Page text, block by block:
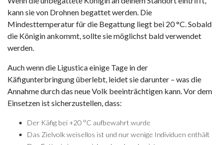
kann sie von Drohnen begattet werden. Die
Mindesttemperatur für die Begattung liegt bei 20 °C. Sobald
die Königin ankommt, sollte sie möglichst bald verwendet
werden.
Auch wenn die Ligustica einige Tage in der
Käfigunterbringung überlebt, leidet sie darunter – was die
Annahme durch das neue Volk beeinträchtigen kann. Vor dem
Einsetzen ist sicherzustellen, dass:
Der Käfig bei +20 °C aufbewahrt wurde
Das Zielvolk weisellos ist und nur wenige Individuen enthält